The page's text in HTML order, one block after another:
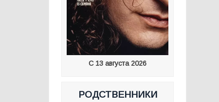
С 13 августа 2026
РОДСТВЕННИКИ